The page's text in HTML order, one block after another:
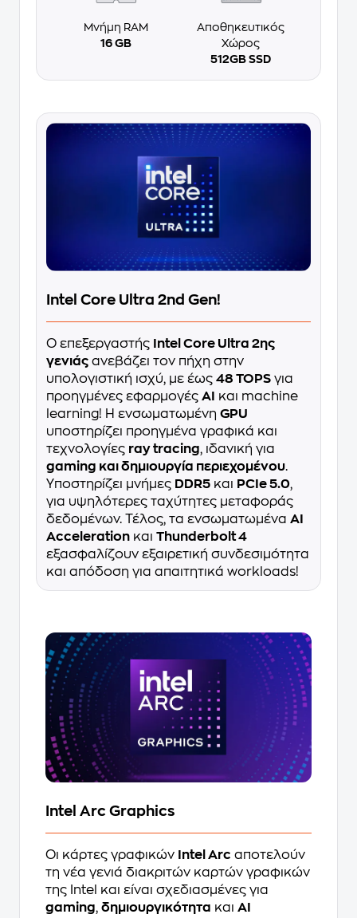
Μνήμη RAM
16 GB
Αποθηκευτικός
Χώρος
512GB SSD
Intel Core Ultra 2nd Gen!
Ο επεξεργαστής
Intel Core Ultra 2ης
γενιάς ανεβάζει τον πήχη στην
υπολογιστική ισχύ, με έως 48 TOPS για
προηγμένες εφαρμογές AI
και machine
learning! Η ενσωματωμένη GPU
υποστηρίζει προηγμένα γραφικά και
τεχνολογίες ray tracing, ιδανική για
gaming και δημιουργία περιεχομένου.
Υποστηρίζει μνήμες DDR5 και PCIe 5.0,
για υψηλότερες ταχύτητες μεταφοράς
δεδομένων. Τέλος, τα ενσωματωμένα AI
Acceleration και Thunderbolt 4
εξασφαλίζουν εξαιρετική συνδεσιμότητα
και απόδοση για απαιτητικά workloads!
Intel Arc Graphics
Οι κάρτες γραφικών Intel Arc αποτελούν
τη νέα γενιά διακριτών καρτών γραφικών
της Intel και είναι σχεδιασμένες για
gaming, δημιουργικότητα και AI